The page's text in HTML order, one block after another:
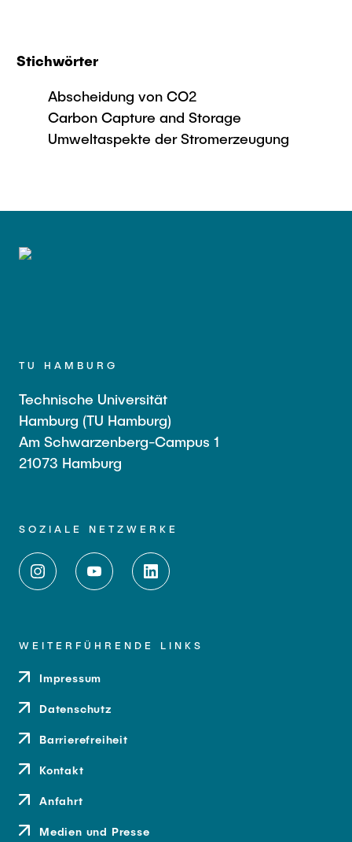
Stichwörter
Abscheidung von CO2
Carbon Capture and Storage
Umweltaspekte der Stromerzeugung
TU HAMBURG
Technische Universität
Hamburg (TU Hamburg)
Am Schwarzenberg-Campus 1
21073 Hamburg
SOZIALE NETZWERKE
WEITERFÜHRENDE LINKS
Impressum
Datenschutz
Barrierefreiheit
Kontakt
Anfahrt
Medien und Presse